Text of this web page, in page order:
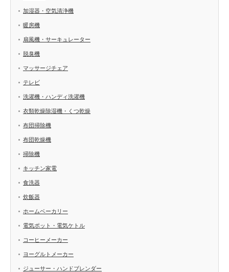
加湿器・空気清浄機
暖房機
扇風機・サーキュレーター
脱臭機
マッサージチェア
テレビ
洗濯機・ハンディ洗濯機
衣類乾燥除湿機・くつ乾燥
布団掃除機
布団乾燥機
掃除機
キッチン家電
食洗器
炊飯器
ホームベーカリー
電気ポット・電気ケトル
コーヒーメーカー
ヨーグルトメーカー
ジューサー・ハンドブレンダー